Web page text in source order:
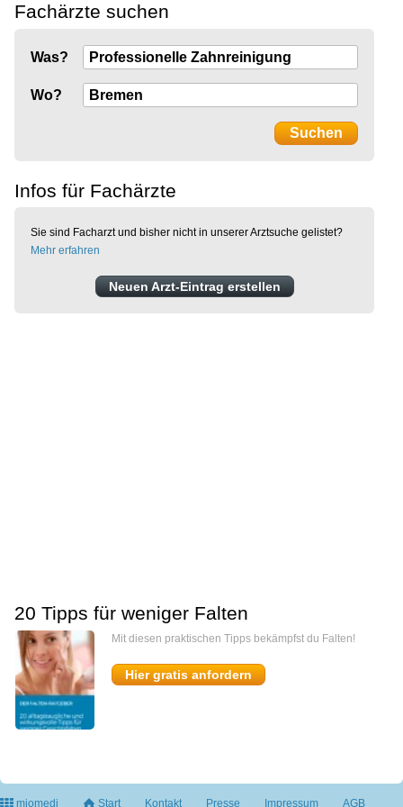
Fachärzte suchen
Was?
Wo?
Infos für Fachärzte
Sie sind Facharzt und bisher nicht in unserer Arztsuche gelistet?
Mehr erfahren
Neuen Arzt-Eintrag erstellen
20 Tipps für weniger Falten
Mit diesen praktischen Tipps bekämpfst du Falten!
Hier gratis anfordern
miomedi Start Kontakt Presse Impressum AGB